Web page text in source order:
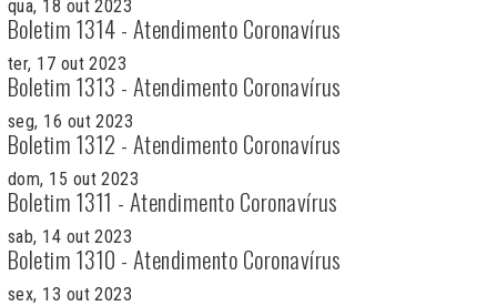
qua, 18 out 2023
Boletim 1314 - Atendimento Coronavírus
ter, 17 out 2023
Boletim 1313 - Atendimento Coronavírus
seg, 16 out 2023
Boletim 1312 - Atendimento Coronavírus
dom, 15 out 2023
Boletim 1311 - Atendimento Coronavírus
sab, 14 out 2023
Boletim 1310 - Atendimento Coronavírus
sex, 13 out 2023